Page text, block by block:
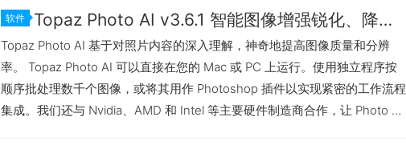
软件 Topaz Photo AI v3.6.1 智能图像增强锐化、降噪、无损放大软件（Win&Mac）
Topaz Photo AI 基于对照片内容的深入理解，神奇地提高图像质量和分辨
率。 Topaz Photo AI 可以直接在您的 Mac 或 PC 上运行。使用独立程序按
顺序批处理数千个图像，或将其用作 Photoshop 插件以实现紧密的工作流程
集成。我们还与 Nvidia、AMD 和 Intel 等主要硬件制造商合作，让 Photo AI